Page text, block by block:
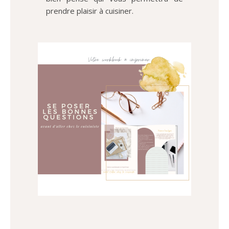
prendre plaisir à cuisiner.